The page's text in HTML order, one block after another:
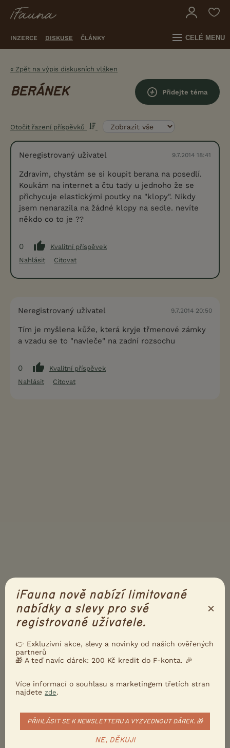
INZERCE DISKUSE ČLÁNKY CELÉ MENU
« Zpět na výpis diskusních vláken
BERÁNEK Přidejte téma
Otočit řazení příspěvků
Neregistrovaný uživatel 9.7.2014 18:41
Zdravim, chystám se si koupit berana na posedlí.
Koukám na internet a čtu tady u jednoho že se
přichycuje elastickými poutky na "klopy". Nikdy
jsem nenarazila na žádné klopy na sedle. nevíte
někdo co to je ??
0
Kvalitní příspěvek
Nahlásit
Citovat
Neregistrovaný uživatel 9.7.2014 20:50
Tím je myšlena kůže, která kryje třmenové zámky
a vzadu se to "navleče" na zadní rozsochu
0
Kvalitní příspěvek
Nahlásit
Citovat
Přezdívka
iFauna nově nabízí limitované
nabídky a slevy pro své
registrované uživatele.
×
👉 Exkluzivní akce, slevy a novinky od našich ověřených
partnerů
🎁 A teď navíc dárek: 200 Kč kredit do F-konta. 🎉
Více informací o souhlasu s marketingem třetích stran
najdete zde.
PŘIHLÁSIT SE K NEWSLETTERU A VYZVEDNOUT DÁREK. 🎁
NE, DĚKUJI